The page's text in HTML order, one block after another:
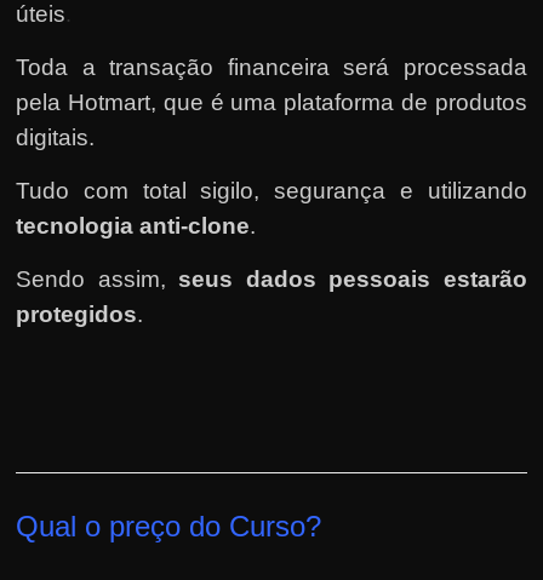
úteis.
Toda a transação financeira será processada
pela Hotmart, que é uma plataforma de produtos
digitais.
Tudo com total sigilo, segurança e utilizando
tecnologia anti-clone.
Sendo assim, seus dados pessoais estarão
protegidos.
Qual o preço do Curso?